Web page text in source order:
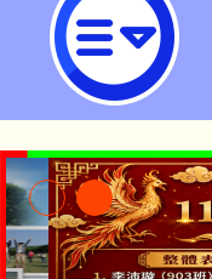
瑞坪國民中學